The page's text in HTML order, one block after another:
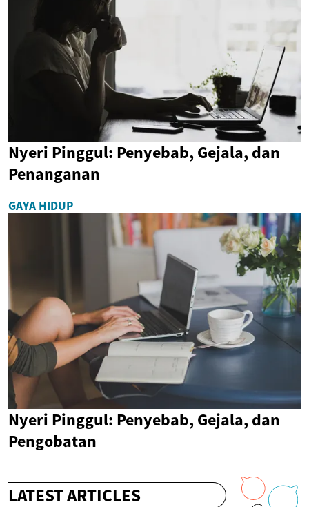
Nyeri Pinggul: Penyebab, Gejala, dan
Penanganan
GAYA HIDUP
Nyeri Pinggul: Penyebab, Gejala, dan
Pengobatan
LATEST ARTICLES